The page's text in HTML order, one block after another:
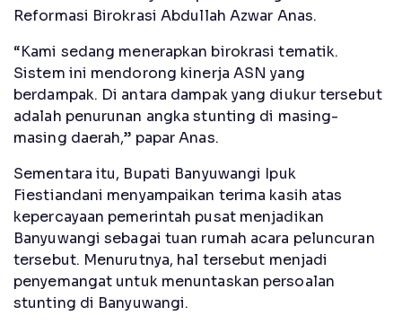
Reformasi Birokrasi Abdullah Azwar Anas.
“Kami sedang menerapkan birokrasi tematik.
Sistem ini mendorong kinerja ASN yang
berdampak. Di antara dampak yang diukur tersebut
adalah penurunan angka stunting di masing-
masing daerah,” papar Anas.
Sementara itu, Bupati Banyuwangi Ipuk
Fiestiandani menyampaikan terima kasih atas
kepercayaan pemerintah pusat menjadikan
Banyuwangi sebagai tuan rumah acara peluncuran
tersebut. Menurutnya, hal tersebut menjadi
penyemangat untuk menuntaskan persoalan
stunting di Banyuwangi.